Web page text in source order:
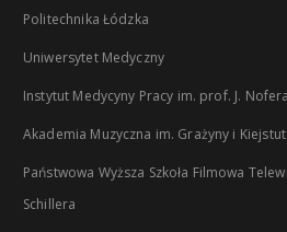
Politechnika Łódzka
Uniwersytet Medyczny
Instytut Medycyny Pracy im. prof. J. Nofera
Akademia Muzyczna im. Grażyny i
Państwowa Wyższa Szkoła Filmowa
Schillera